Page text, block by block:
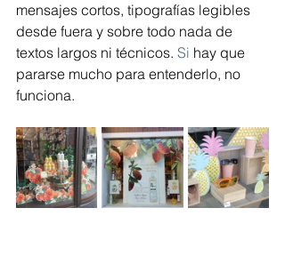
mensajes cortos, tipografías legibles
desde fuera y sobre todo nada de
textos largos ni técnicos. Si hay que
pararse mucho para entenderlo, no
funciona.